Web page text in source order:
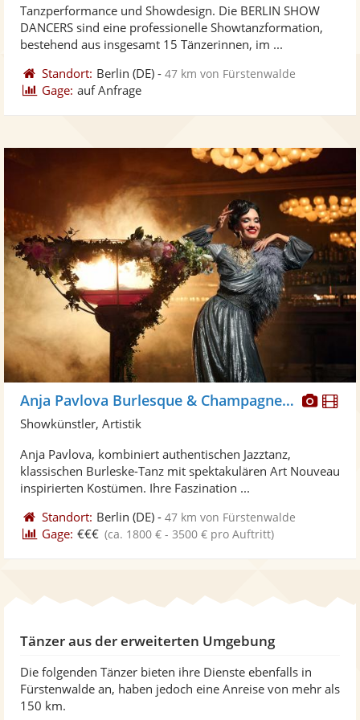
Fotos
5
Sternen
Tanzperformance und Showdesign. Die BERLIN SHOW
DANCERS sind eine professionelle Showtanzformation,
bestehend aus insgesamt 15 Tänzerinnen, im ...
Standort: Berlin (DE) -47 km von Fürstenwalde
Gage: auf Anfrage
Anja Pavlova Burlesque & Champagnerglass
Showkünstler, Artistik
Anja Pavlova, kombiniert authentischen Jazztanz,
klassischen Burleske-Tanz mit spektakulären Art Nouveau
inspirierten Kostümen. Ihre Faszination ...
Standort: Berlin (DE) -47 km von Fürstenwalde
Gage: €€€ (ca. 1800 € - 3500 € pro Auftritt)
Tänzer aus der erweiterten Umgebung
Die folgenden Tänzer bieten ihre Dienste ebenfalls in
Fürstenwalde an, haben jedoch eine Anreise von mehr als
150 km.